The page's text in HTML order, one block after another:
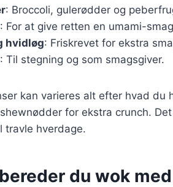
: Broccoli, gulerødder og
: For at give retten en umami-
hvidløg: Friskrevet for ekstra
: Til stegning og som smagsgiver.
kan varieres alt efter hvad du
for ekstra crunch.
travle hverdage.
du wok